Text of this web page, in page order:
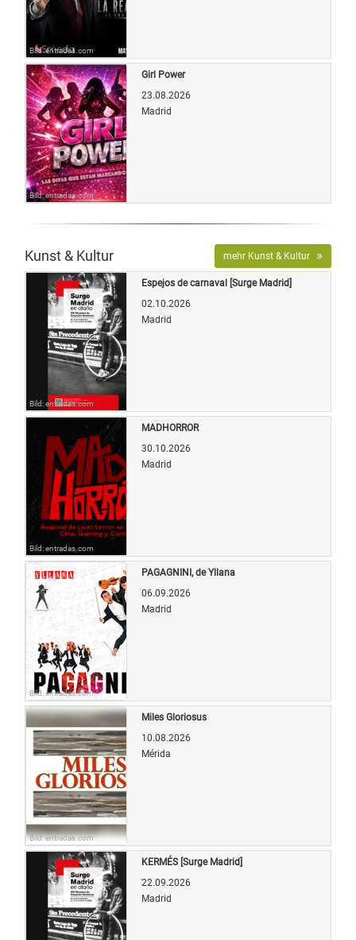
Bild: entradas.com
Bild: entradas.com
Girl Power
23.08.2026
Madrid
Kunst & Kultur mehr Kunst & Kultur
Bild: entradas.com
Espejos de carnaval [Surge Madrid]
02.10.2026
Madrid
Bild: entradas.com
MADHORROR
30.10.2026
Madrid
Bild: entradas.com
PAGAGNINI, de Yllana
06.09.2026
Madrid
Bild: entradas.com
Miles Gloriosus
10.08.2026
Mérida
KERMÉS [Surge Madrid]
22.09.2026
Madrid